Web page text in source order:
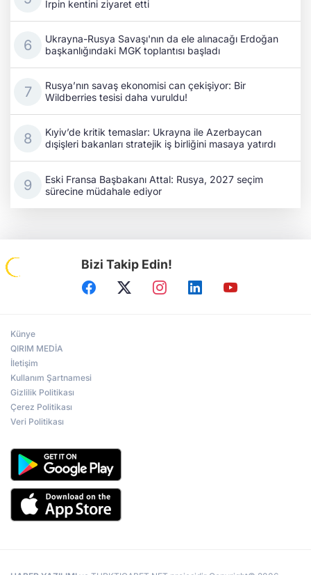
İrpin kentini ziyaret etti
Ukrayna-Rusya Savaşı'nın da ele alınacağı Erdoğan
başkanlığındaki MGK toplantısı başladı
Rusya’nın savaş ekonomisi can çekişiyor: Bir
Wildberries tesisi daha vuruldu!
Kıyiv’de kritik temaslar: Ukrayna ile Azerbaycan
dışişleri bakanları stratejik iş birliğini masaya yatırdı
Eski Fransa Başbakanı Attal: Rusya, 2027 seçim
sürecine müdahale ediyor
Bizi Takip Edin!
Künye
QIRIM MEDİA
İletişim
Kullanım Şartnamesi
Gizlilik Politikası
Çerez Politikası
Veri Politikası